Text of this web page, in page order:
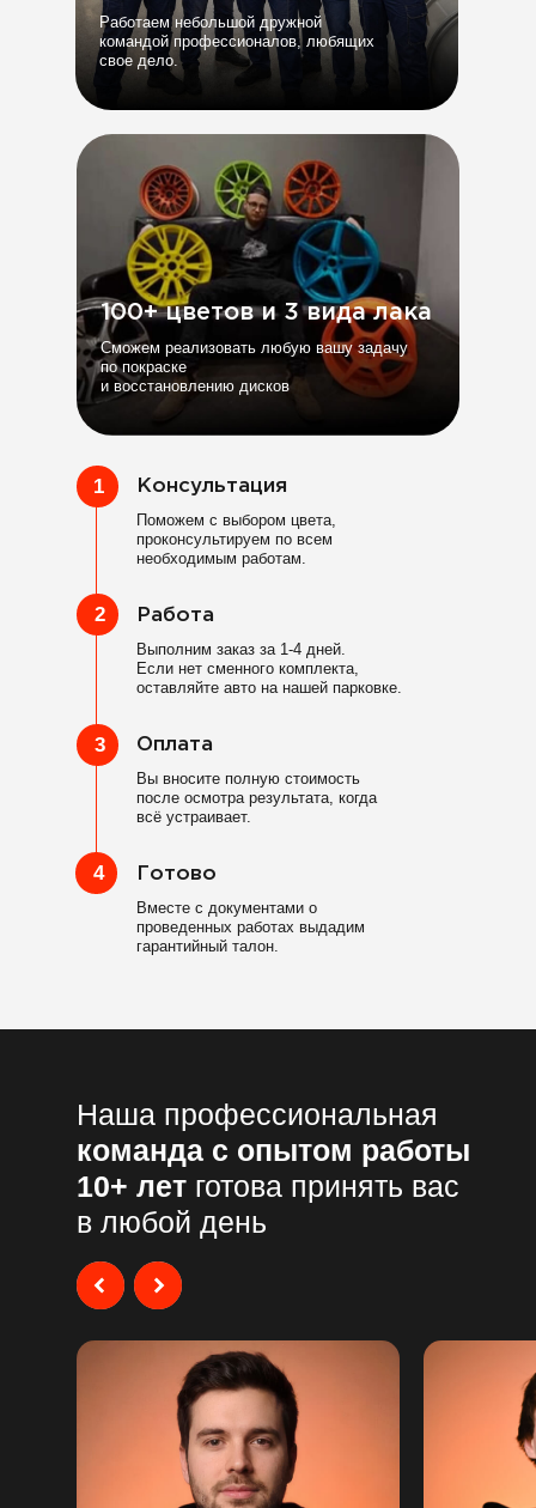
Работаем небольшой дружной
командой профессионалов, любящих
свое дело.
100+ цветов и 3 вида лака
Сможем реализовать любую вашу задачу
по покраске
и восстановлению дисков
1
2
3
4
Консультация
Поможем с выбором цвета,
проконсультируем по всем
необходимым работам.
Работа
Выполним заказ за 1-4 дней.
Если нет сменного комплекта,
оставляйте авто на нашей парковке.
Оплата
Вы вносите полную стоимость
после осмотра результата, когда
всё устраивает.
Готово
Вместе с документами о
проведенных работах выдадим
гарантийный талон.
Наша профессиональная
команда с опытом работы
10+ лет готова принять вас
в любой день